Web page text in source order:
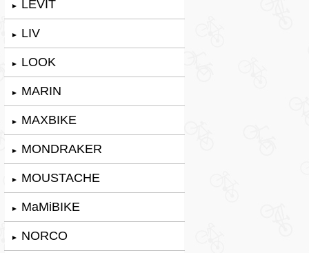
► LEVIT
► LIV
► LOOK
► MARIN
► MAXBIKE
► MONDRAKER
► MOUSTACHE
► MaMiBIKE
► NORCO